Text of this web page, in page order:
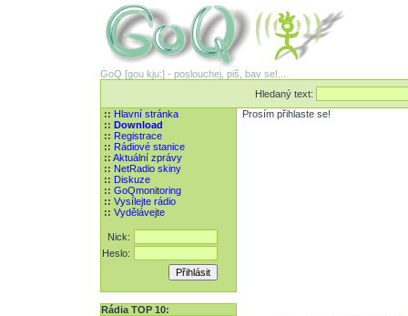
GoQ [gou kju:] - poslouchej, piš, bav se!...
Hledaný text:
:: Hlavní stránka
:: Download
:: Registrace
:: Rádiové stanice
:: Aktuální zprávy
:: NetRadio skiny
:: Diskuze
:: GoQmonitoring
:: Vysílejte rádio
:: Vydělávejte
Nick:
Heslo:
Rádia TOP 10:
Prosím přihlaste se!